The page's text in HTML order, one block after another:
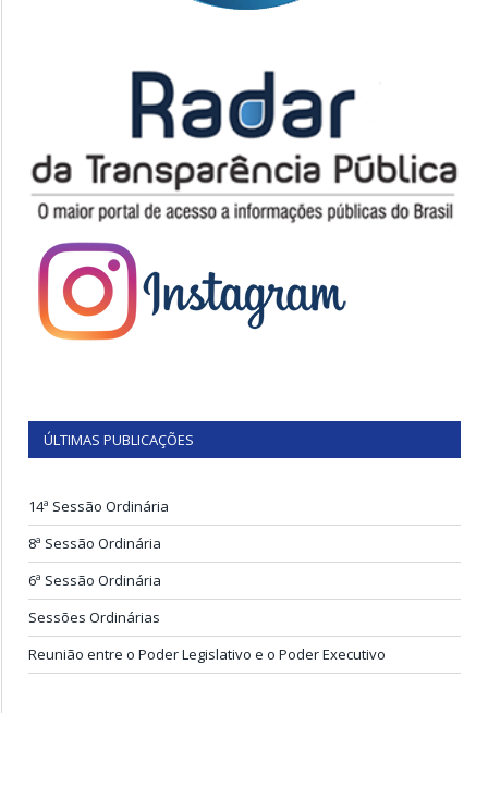
ÚLTIMAS PUBLICAÇÕES
14ª Sessão Ordinária
8ª Sessão Ordinária
6ª Sessão Ordinária
Sessões Ordinárias
Reunião entre o Poder Legislativo e o Poder Executivo